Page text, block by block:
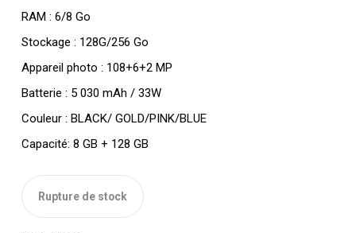
RAM : 6/8 Go
Stockage : 128G/256 Go
Appareil photo : 108+6+2 MP
Batterie : 5 030 mAh / 33W
Couleur : BLACK/ GOLD/PINK/BLUE
Capacité: 8 GB + 128 GB
Rupture de stock